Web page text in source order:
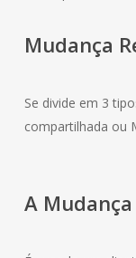
Mudança
Se divide em 3
compartilhada ou
A Mudança